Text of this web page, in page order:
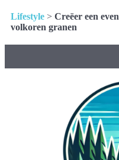
Lifestyle > Creëer een
volkoren granen